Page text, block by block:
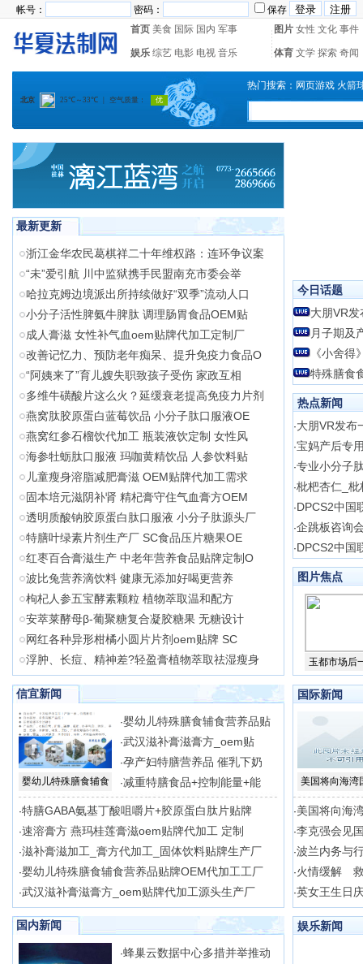
帐号： 密码：
保存
首页 美食 国际 国内 军事 图片 女性 文化 事件
娱乐 综艺 电影 电视 音乐 体育 文学 探索 奇闻
热门搜索： 网页游戏 火箭
最新更新
浙江金华农民葛棋祥二十年维权路：连环争议案
“未”爱引航 川中监狱携手民盟南充市委会举
哈拉克姆边境派出所持续做好“双季”流动人口
小分子活性脾氨牛脾肽 调理肠胃食品OEM贴
成人膏滋 女性补气血oem贴牌代加工定制厂
改善记忆力、预防老年痴呆、提升免疫力食品O
“阿姨来了”育儿嫂失职致孩子受伤 家政互相
多维牛磺酸片这么火？延缓衰老提高免疫力片剂
燕窝肽胶原蛋白蓝莓饮品 小分子肽口服液OE
燕窝红参石榴饮代加工 瓶装液饮定制 女性风
海参牡蛎肽口服液 玛咖黄精饮品 人参饮料贴
儿童瘦身溶脂减肥膏滋 OEM贴牌代加工需求
固本培元滋阴补肾 精杞膏守住气血膏方OEM
透明质酸钠胶原蛋白肽口服液 小分子肽源头厂
特膳叶绿素片剂生产厂 SC食品压片糖果OE
红枣百合膏滋生产 中老年营养食品贴牌定制O
波比兔营养滴饮料 健康无添加好喝更营养
枸杞人参五宝酵素颗粒 植物萃取温和配方
安萃莱酵母β-葡聚糖复合凝胶糖果 无糖设计
网红各种异形柑橘小圆片片剂oem贴牌 SC
浮肿、长痘、精神差?轻盈膏植物萃取祛湿瘦身
今日话题
大朋VR
月子期及
《小舍得
特殊膳食
热点新闻
·大朋VR发布
·宝妈产后专
·专业小分子
·枇杷杏仁_
·DPCS2中国
·企跳板咨询
·DPCS2中国
图片焦点
玉都市场后
信宜新闻
婴幼儿特殊膳食辅食
·婴幼儿特殊膳食辅食营养品贴
·武汉滋补膏滋膏方_oem贴
·孕产妇特膳营养品 催乳下奶
·减重特膳食品+控制能量+能
·特膳GABA氨基丁酸咀嚼片+胶原蛋白肽片贴牌
·速溶膏方 燕玛桂莲膏滋oem贴牌代加工 定制
·滋补膏滋加工_膏方代加工_固体饮料贴牌生产厂
·婴幼儿特殊膳食辅食营养品贴牌OEM代加工工厂
·武汉滋补膏滋膏方_oem贴牌代加工源头生产厂
国际新闻
美国将向海湾
·美国将向海
·李克强会见
·波兰内务与
·火情缓解
·英女王生日
国内新闻
·蜂巢云数据中心多措并举推动
娱乐新闻